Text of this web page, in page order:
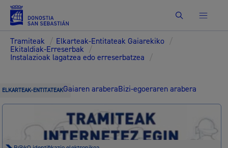
Bilatu
Tramiteak / Elkarteak-Entitateak Gaiarekiko /
Ekitaldiak-Erreserbak /
Instalazioak lagatzea edo erreserbatzea /
ELKARTEAK-ENTITATEAKGaiaren araberaBizi-egoeraren arabera